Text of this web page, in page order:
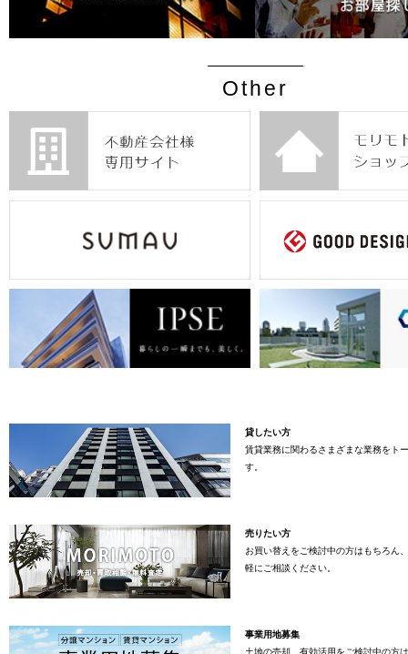
Other
貸したい方
賃貸業務に関わるさまざまな業務をト
す。
売りたい方
お買い替えをご検討中の方はもちろん
軽にご相談ください。
事業用地募集
土地の売却、有効活用をご検討中の方